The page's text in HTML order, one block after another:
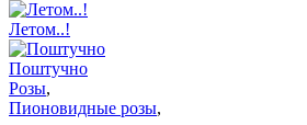
Летом..!
Поштучно
Розы,
Пионовидные розы,